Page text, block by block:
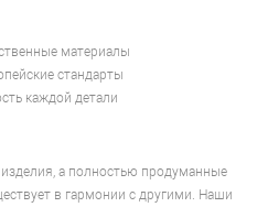
материалы
стандарты
каждой детали
а полностью продуманные
в гармонии с другими. Наши